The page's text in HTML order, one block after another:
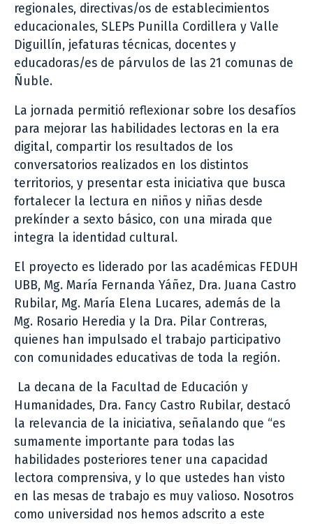
regionales, directivas/os de establecimientos
educacionales, SLEPs Punilla Cordillera y Valle
Diguillín, jefaturas técnicas, docentes y
educadoras/es de párvulos de las 21 comunas de
Ñuble.
La jornada permitió reflexionar sobre los desafíos
para mejorar las habilidades lectoras en la era
digital, compartir los resultados de los
conversatorios realizados en los distintos
territorios, y presentar esta iniciativa que busca
fortalecer la lectura en niños y niñas desde
prekínder a sexto básico, con una mirada que
integra la identidad cultural.
El proyecto es liderado por las académicas FEDUH
UBB, Mg. María Fernanda Yáñez, Dra. Juana Castro
Rubilar, Mg. María Elena Lucares, además de la
Mg. Rosario Heredia y la Dra. Pilar Contreras,
quienes han impulsado el trabajo participativo
con comunidades educativas de toda la región.
La decana de la Facultad de Educación y
Humanidades, Dra. Fancy Castro Rubilar, destacó
la relevancia de la iniciativa, señalando que “es
sumamente importante para todas las
habilidades posteriores tener una capacidad
lectora comprensiva, y lo que ustedes han visto
en las mesas de trabajo es muy valioso. Nosotros
como universidad nos hemos adscrito a este